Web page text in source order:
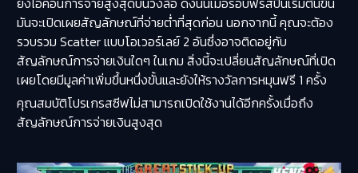
มันจะเปิดเผยสัญลักษณ์ที่จ่ายต่ำที่สุดก่อน นอกจากนี้ คุณจะต้อง
รวบรวม Scatter แบบโอเวอร์เลย์ 2 อันซึ่งอาจติดอยู่กับ
สัญลักษณ์การจ่ายเงินใดๆ ในเกม สิ่งนี้จะเปลี่ยนสัญลักษณ์ที่เปิด
เผยโดยมีมูลค่าเพิ่มขึ้นหนึ่งขั้นและยังให้รางวัลการหมุนฟรี 1 ครั้ง
คุณสมบัติโปรเกรสซีฟไม่สามารถเปิดใช้งานได้อีกครั้งเมื่อถึง
สัญลักษณ์การจ่ายเงินสูงสุด